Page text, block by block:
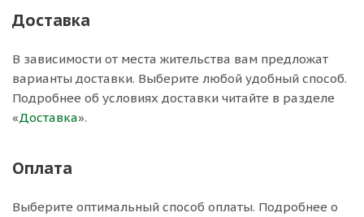
Доставка
В зависимости от места жительства вам предложат
варианты доставки. Выберите любой удобный способ.
Подробнее об условиях доставки читайте в разделе
«Доставка».
Оплата
Выберите оптимальный способ оплаты. Подробнее о